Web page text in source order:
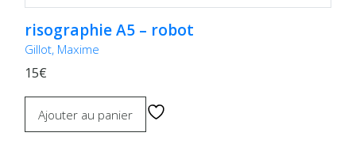
risographie A5 – robot
Gillot, Maxime
15€
Ajouter au panier